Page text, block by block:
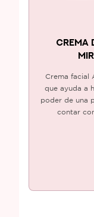
CREMA
Crema facial
que ayuda a
poder de una
contar